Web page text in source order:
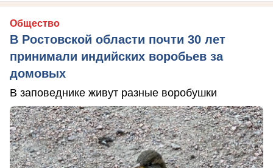
Общество
В Ростовской области почти 30 лет
принимали индийских воробьев за
домовых
В заповеднике живут разные воробушки